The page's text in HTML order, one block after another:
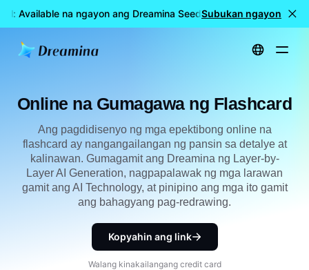
Available na ngayon ang Dreamina Seedance 2.5 🎉 LIVE
Subukan ngayon
Home Lumikha Online na Gumagawa ng Flashcard
Online na Gumagawa ng Flashcard
Ang pagdidisenyo ng mga epektibong online na
flashcard ay nangangailangan ng pansin sa detalye at
kalinawan. Gumagamit ang Dreamina ng Layer-by-
Layer AI Generation, nagpapalawak ng mga larawan
gamit ang AI Technology, at pinipino ang mga ito gamit
ang bahagyang pag-redrawing.
Kopyahin ang link
Walang kinakailangang credit card